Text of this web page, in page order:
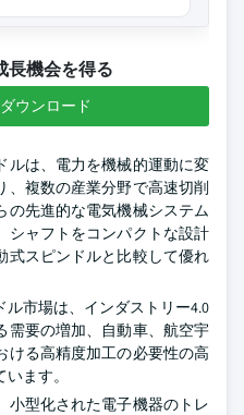
長機会を得る
ウンロード
ルは、電力を機械的運動に変
、複数の産業分野で高速切削
の先進的な電気機械システム
シャフトをコンパクトな設計
式スピンドルと比較して優れ
市場は、インダストリー4.0
需要の増加、自動車、航空宇
ける高精度加工の必要性の高
ます。
小型化された電子機器のトレ